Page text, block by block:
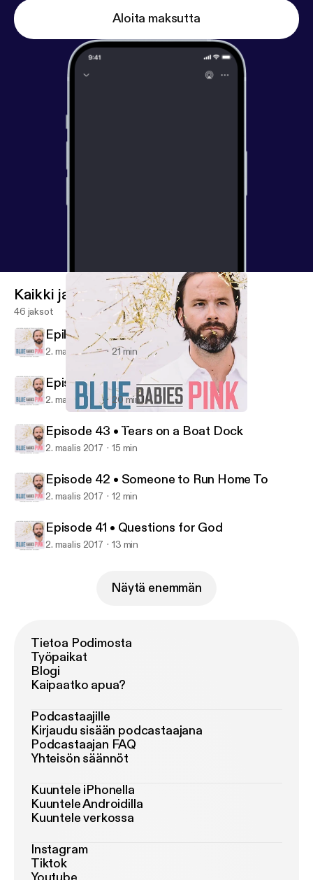
Aloita maksutta
Blue Babies Pink
Kaikki jaksot
46 jaksot
Epilogue • My Little Speaking Up
2. maalis 2017 21 min
Episode 44 • Love Storms
2. maalis 2017 20 min
Episode 43 • Tears on a Boat Dock
2. maalis 2017 15 min
Episode 42 • Someone to Run Home To
2. maalis 2017 12 min
Episode 41 • Questions for God
2. maalis 2017 13 min
Näytä enemmän
Tietoa Podimosta
Työpaikat
Blogi
Kaipaatko apua?
Podcastaajille
Kirjaudu sisään podcastaajana
Podcastaajan FAQ
Yhteisön säännöt
Kuuntele iPhonella
Kuuntele Androidilla
Kuuntele verkossa
Instagram
Tiktok